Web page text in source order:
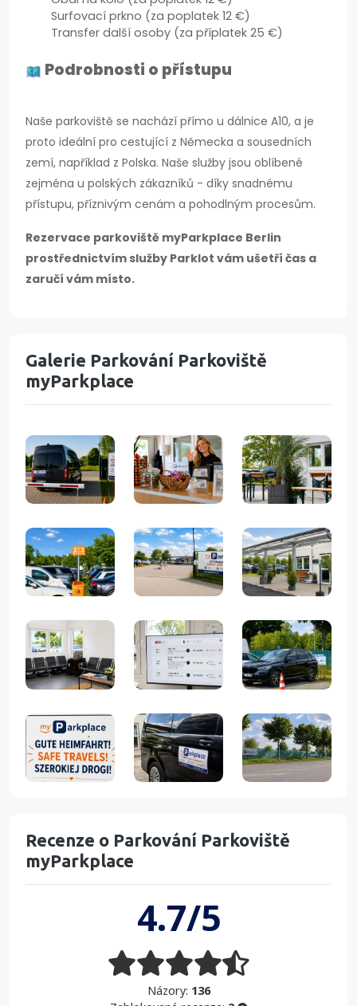
Surfovací prkno (za poplatek 12 €)
Transfer další osoby (za příplatek 25 €)
Podrobnosti o přístupu
Naše parkoviště se nachází přímo u dálnice A10, a je
proto ideální pro cestující z Německa a sousedních
zemí, například z Polska. Naše služby jsou oblíbené
zejména u polských zákazníků - díky snadnému
přístupu, příznivým cenám a pohodlným procesům.
Rezervace parkoviště myParkplace Berlin
prostřednictvím služby Parklot vám ušetří čas a
zaručí vám místo.
Galerie Parkování Parkoviště
myParkplace
Recenze o Parkování Parkoviště
myParkplace
4.7/5
Názory: 136